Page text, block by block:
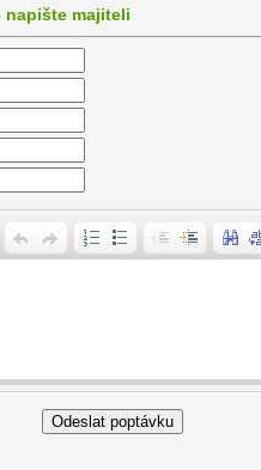
napište majiteli